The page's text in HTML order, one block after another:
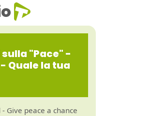
"Pace" -
- Quale la tua
Give peace a chance